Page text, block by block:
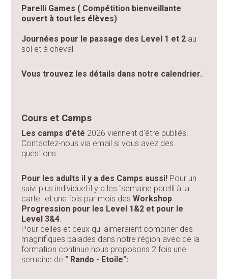
Parelli Games ( Compétition bienveillante
ouvert à tout les élèves)
Journées pour le passage des Level 1 et 2 au
sol et à cheval
Vous trouvez les détails dans notre calendrier.
Cours et Camps
Les camps d'été 2026 viennent d'être publiés!
Contactez-nous via email si vous avez des
questions.
Pour les adults il y a des Camps aussi! Pour un
suivi plus individuel il y a les "semaine parelli à la
carte" et une fois par mois desWorkshop
Progression pour les Level 1&2 et pour le
Level 3&4.
Pour celles et ceux qui aimeraient combiner des
magnifiques balades dans notre région avec de la
formation continue nous proposons 2 fois une
semaine de " Rando - Etoile":